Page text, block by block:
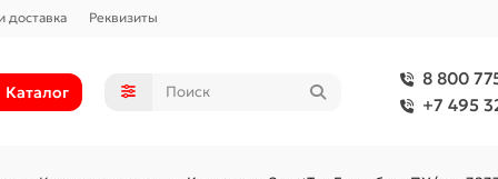
доставка Реквизиты
Каталог
8 800
+7 495